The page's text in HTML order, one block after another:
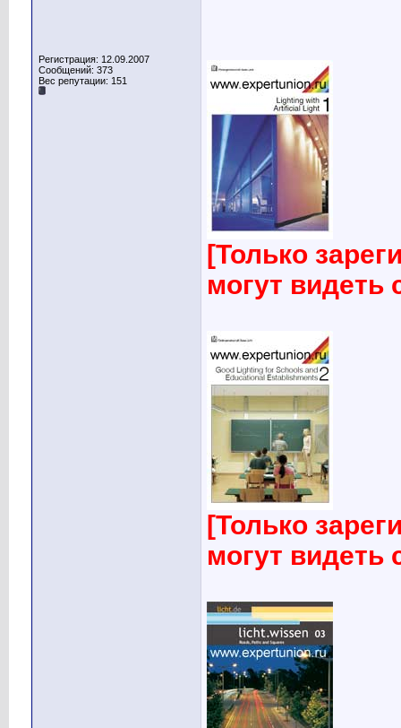
Регистрация: 12.09.2007
Сообщений: 373
Вес репутации: 151
[Только
могут
[Только
могут